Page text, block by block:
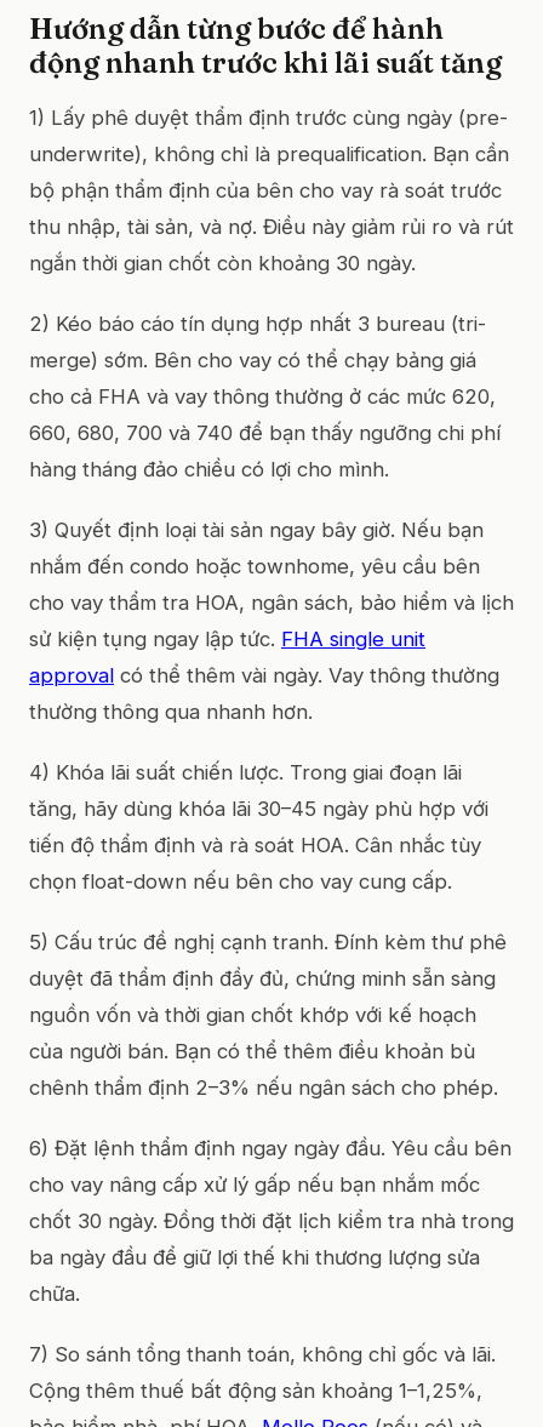
Hướng dẫn từng bước để hành
động nhanh trước khi lãi suất tăng
1) Lấy phê duyệt thẩm định trước cùng ngày (pre-
underwrite), không chỉ là prequalification. Bạn cần
bộ phận thẩm định của bên cho vay rà soát trước
thu nhập, tài sản, và nợ. Điều này giảm rủi ro và rút
ngắn thời gian chốt còn khoảng 30 ngày.
2) Kéo báo cáo tín dụng hợp nhất 3 bureau (tri-
merge) sớm. Bên cho vay có thể chạy bảng giá
cho cả FHA và vay thông thường ở các mức 620,
660, 680, 700 và 740 để bạn thấy ngưỡng chi phí
hàng tháng đảo chiều có lợi cho mình.
3) Quyết định loại tài sản ngay bây giờ. Nếu bạn
nhắm đến condo hoặc townhome, yêu cầu bên
cho vay thẩm tra HOA, ngân sách, bảo hiểm và lịch
sử kiện tụng ngay lập tức. FHA single unit
approval có thể thêm vài ngày. Vay thông thường
thường thông qua nhanh hơn.
4) Khóa lãi suất chiến lược. Trong giai đoạn lãi
tăng, hãy dùng khóa lãi 30–45 ngày phù hợp với
tiến độ thẩm định và rà soát HOA. Cân nhắc tùy
chọn float-down nếu bên cho vay cung cấp.
5) Cấu trúc đề nghị cạnh tranh. Đính kèm thư phê
duyệt đã thẩm định đầy đủ, chứng minh sẵn sàng
nguồn vốn và thời gian chốt khớp với kế hoạch
của người bán. Bạn có thể thêm điều khoản bù
chênh thẩm định 2–3% nếu ngân sách cho phép.
6) Đặt lệnh thẩm định ngay ngày đầu. Yêu cầu bên
cho vay nâng cấp xử lý gấp nếu bạn nhắm mốc
chốt 30 ngày. Đồng thời đặt lịch kiểm tra nhà trong
ba ngày đầu để giữ lợi thế khi thương lượng sửa
chữa.
7) So sánh tổng thanh toán, không chỉ gốc và lãi.
Cộng thêm thuế bất động sản khoảng 1–1,25%,